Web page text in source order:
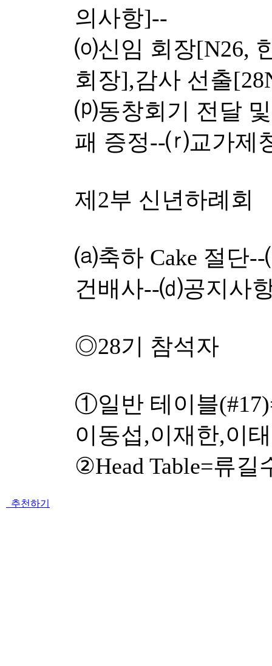
의사항]--
⒪신임 회장[N26,
회장],감사 선출
⒫동창회기 전달
패 증정--⒭교가제
제2부 신년하례회
⒜축하 Cake 절단
건배사--⒟공지사
◎28기 참석자
①일반 테이블
이동섭,이재한,이
②Head Table=류길
추천하기